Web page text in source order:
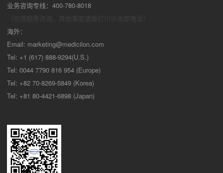
业务咨询专线：400-780-8018
海外：
Email: marketing@medicilon.com
Tel: +1 (617) 888-9294(U.S.)
Tel: 0044 7790 816 954 (Europe)
Tel: +82 70-8269-5849 (Korea)
Tel: +81 80-4421-6898 (Japan)